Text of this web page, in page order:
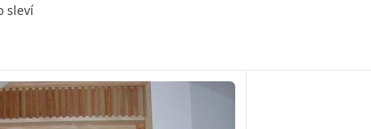
sleví